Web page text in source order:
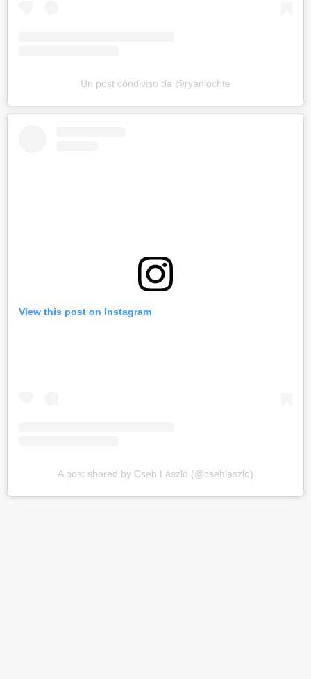
Un post condiviso da @ryanlochte
View this post on Instagram
A post shared by Cseh László (@csehlaszlo)